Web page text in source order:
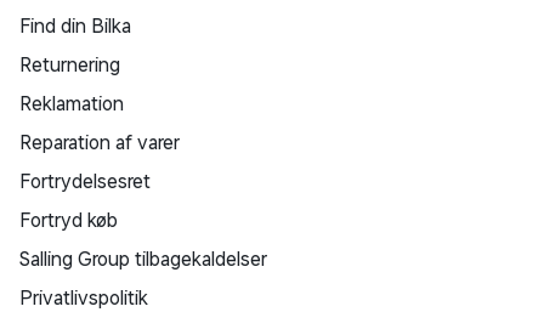
Find din Bilka
Returnering
Reklamation
Reparation af varer
Fortrydelsesret
Fortryd køb
Salling Group tilbagekaldelser
Privatlivspolitik